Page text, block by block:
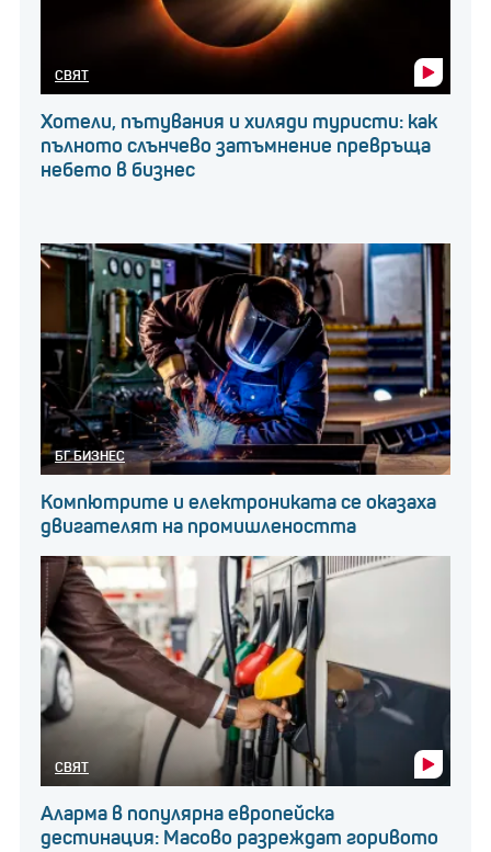
СВЯТ
Хотели, пътувания и хиляди туристи: как
пълното слънчево затъмнение превръща
небето в бизнес
БГ БИЗНЕС
Компютрите и електрониката се оказаха
двигателят на промишлеността
СВЯТ
Аларма в популярна европейска
дестинация: Масово разреждат горивото